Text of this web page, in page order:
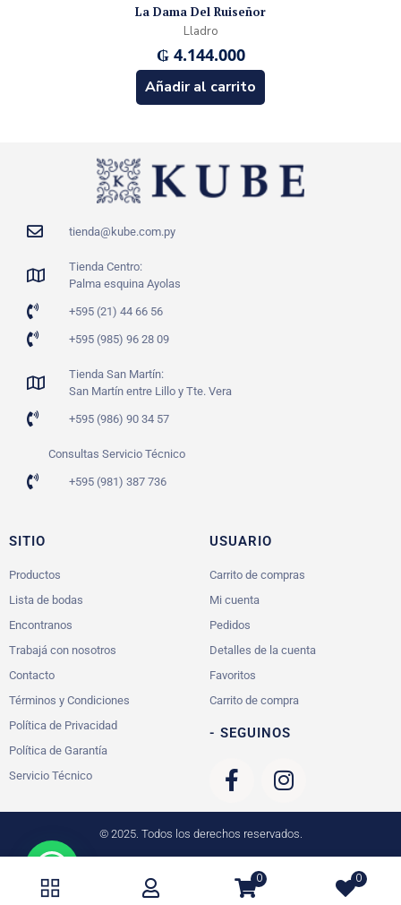
La Dama Del Ruiseñor
Lladro
₲4.144.000
Añadir al carrito
tienda@kube.com.py
Tienda Centro:
Palma esquina Ayolas
+595 (21) 44 66 56
+595 (985) 96 28 09
Tienda San Martín:
San Martín entre Lillo y Tte. Vera
+595 (986) 90 34 57
Consultas Servicio Técnico
+595 (981) 387 736
SITIO
Productos
Lista de bodas
Encontranos
Trabajá con nosotros
Contacto
Términos y Condiciones
Política de Privacidad
Política de Garantía
Servicio Técnico
USUARIO
Carrito de compras
Mi cuenta
Pedidos
Detalles de la cuenta
Favoritos
Carrito de compra
- SEGUINOS
© 2025. Todos los derechos reservados.
0 0